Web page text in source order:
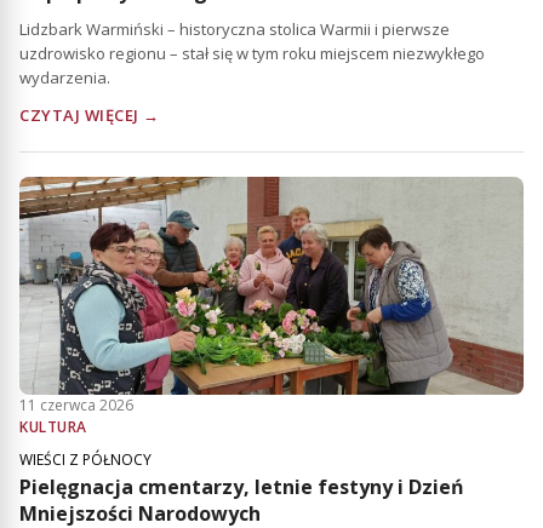
Lidzbark Warmiński – historyczna stolica Warmii i pierwsze
uzdrowisko regionu – stał się w tym roku miejscem niezwykłego
wydarzenia.
CZYTAJ WIĘCEJ →
11 czerwca 2026
KULTURA
WIEŚCI Z PÓŁNOCY
Pielęgnacja cmentarzy, letnie festyny i Dzień
Mniejszości Narodowych